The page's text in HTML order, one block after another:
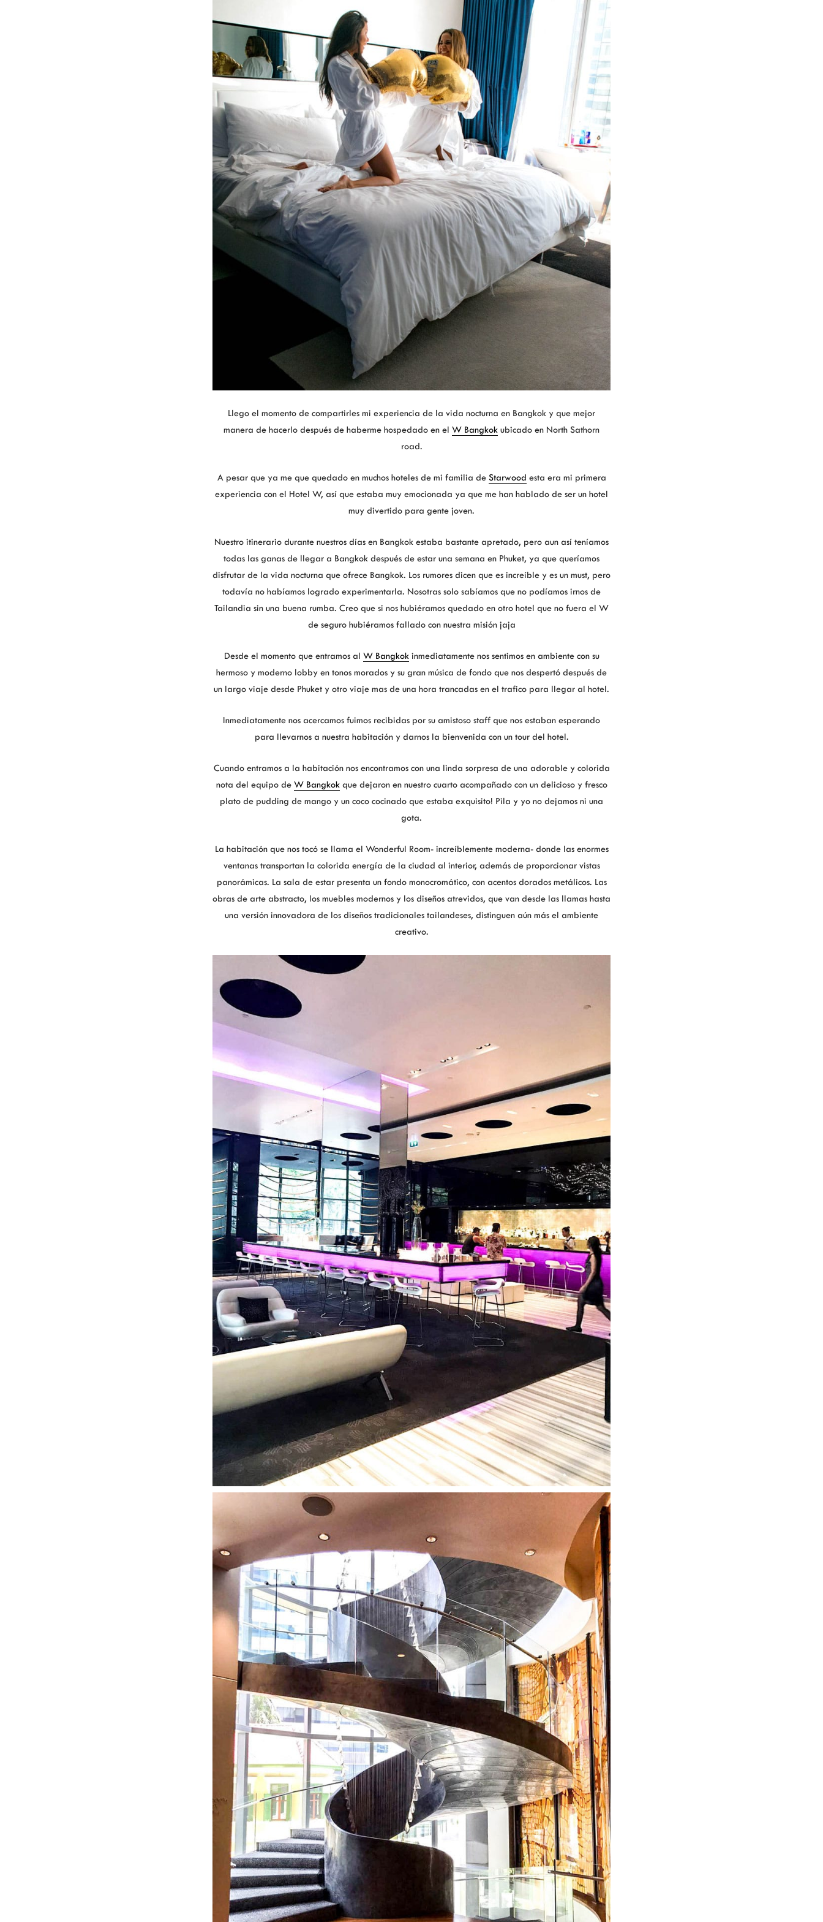
Llego el momento de compartirles mi experiencia de la vida nocturna en Bangkok y que mejor
manera de hacerlo después de haberme hospedado en el W Bangkok ubicado en North Sathorn
road.
A pesar que ya me que quedado en muchos hoteles de mi familia de Starwood esta era mi primera
experiencia con el Hotel W, así que estaba muy emocionada ya que me han hablado de ser un hotel
muy divertido para gente joven.
Nuestro itinerario durante nuestros días en Bangkok estaba bastante apretado, pero aun así teníamos
todas las ganas de llegar a Bangkok después de estar una semana en Phuket, ya que queríamos
disfrutar de la vida nocturna que ofrece Bangkok. Los rumores dicen que es increíble y es un must, pero
todavía no habíamos logrado experimentarla. Nosotras solo sabíamos que no podíamos irnos de
Tailandia sin una buena rumba. Creo que si nos hubiéramos quedado en otro hotel que no fuera el W
de seguro hubiéramos fallado con nuestra misión jaja
Desde el momento que entramos al W Bangkokinmediatamente nos sentimos en ambiente con su
hermoso y moderno lobby en tonos morados y su gran música de fondo que nos despertó después de
un largo viaje desde Phuket y otro viaje mas de una hora trancadas en el trafico para llegar al hotel.
Inmediatamente nos acercamos fuimos recibidas por su amistoso staff que nos estaban esperando
para llevarnos a nuestra habitación y darnos la bienvenida con un tour del hotel.
Cuando entramos a la habitación nos encontramos con una linda sorpresa de una adorable y colorida
nota del equipo de W Bangkokque dejaron en nuestro cuarto acompañado con un delicioso y fresco
plato de pudding de mango y un coco cocinado que estaba exquisito! Pila y yo no dejamos ni una
gota.
La habitación que nos tocó se llama el Wonderful Room- increíblemente moderna- donde las enormes
ventanas transportan la colorida energía de la ciudad al interior, además de proporcionar vistas
panorámicas. La sala de estar presenta un fondo monocromático, con acentos dorados metálicos. Las
obras de arte abstracto, los muebles modernos y los diseños atrevidos, que van desde las llamas hasta
una versión innovadora de los diseños tradicionales tailandeses, distinguen aún más el ambiente
creativo.